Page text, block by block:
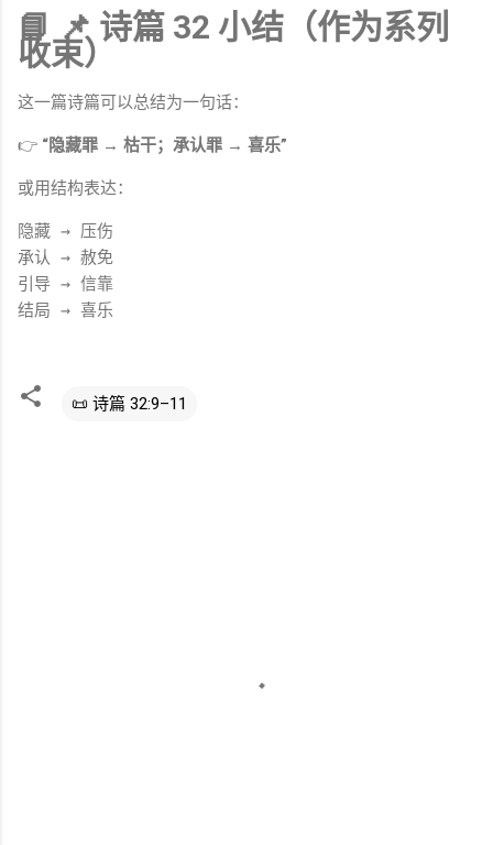
📘 📌 诗篇 32 小结（作为系列
收束）
这一篇诗篇可以总结为一句话：
👉 “隐藏罪 → 枯干；承认罪 → 喜乐”
或用结构表达：
隐藏 → 压伤
承认 → 赦免
引导 → 信靠
结局 → 喜乐
📜 诗篇 32:9–11